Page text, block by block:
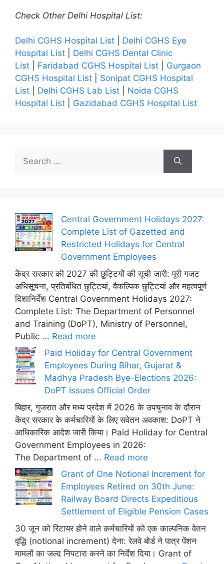
Check Other Delhi Hospital List:
Delhi CGHS Hospital List
Delhi CGHS Eye
Hospital List
Delhi CGHS Dental Clinic
List
Faridabad CGHS Hospital List
Gurgaon
CGHS Hospital List
Sonipat CGHS Hospital
List
Delhi CGHS Lab List
Noida CGHS
Hospital List
Gazidabad CGHS Hospital List
Search
for:
Central Government Holidays 2027:
Complete List of Gazetted and
Restricted Holidays for Central
Government Employees
केंद्र सरकार की 2027 की छुट्टियों की सूची जारी: पूरी गजट
अधिसूचना, प्रतिबंधित छुट्टियां, वैकल्पिक छुट्टियां और महत्वपूर्ण
दिशानिर्देश Central Government Holidays 2027:
Complete List: The Department of Personnel
and Training (DoPT), Ministry of Personnel,
Public ... Read more
Paid Holiday for Central Government
Employees During Bihar, Gujarat &
Madhya Pradesh Bye-Elections 2026:
DoPT Issues Official Order
बिहार, गुजरात और मध्य प्रदेश में 2026 के उपचुनाव के दौरान
केंद्र सरकार के कर्मचारियों के लिए सवेतन अवकाश: DoPT ने
आधिकारिक आदेश जारी किया। Paid Holiday for Central
Government Employees in 2026:
The Department of ... Read more
Grant of One Notional Increment for
Employees Retired on 30th June:
Railway Board Directs Expeditious
Settlement of Eligible Pension Cases
30 जून को रिटायर होने वाले कर्मचारियों को एक काल्पनिक वेतन
वृद्धि (notional increment) देना: रेलवे बोर्ड ने पात्र पेंशन
मामलों का जल्द निपटारा करने का निर्देश दिया। Grant of